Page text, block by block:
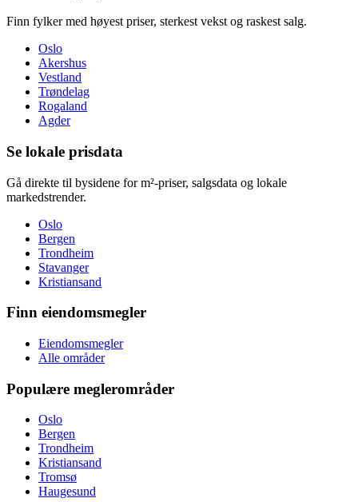
Finn fylker med høyest priser, sterkest vekst og raskest salg.
Oslo
Akershus
Vestland
Trøndelag
Rogaland
Agder
Se lokale prisdata
Gå direkte til bysidene for m²-priser, salgsdata og lokale
markedstrender.
Oslo
Bergen
Trondheim
Stavanger
Kristiansand
Finn eiendomsmegler
Eiendomsmegler
Alle områder
Populære meglerområder
Oslo
Bergen
Trondheim
Kristiansand
Tromsø
Haugesund